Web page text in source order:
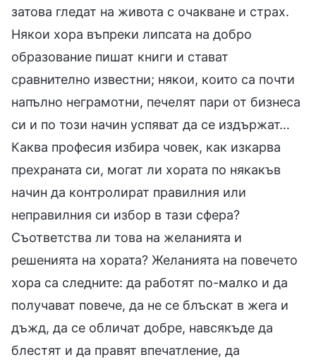
затова гледат на живота с очакване и страх.
Някои хора въпреки липсата на добро
образование пишат книги и стават
сравнително известни; някои, които са почти
напълно неграмотни, печелят пари от бизнеса
си и по този начин успяват да се издържат…
Каква професия избира човек, как изкарва
прехраната си, могат ли хората по някакъв
начин да контролират правилния или
неправилния си избор в тази сфера?
Съответства ли това на желанията и
решенията на хората? Желанията на повечето
хора са следните: да работят по-малко и да
получават повече, да не се блъскат в жега и
дъжд, да се обличат добре, навсякъде да
блестят и да правят впечатление, да